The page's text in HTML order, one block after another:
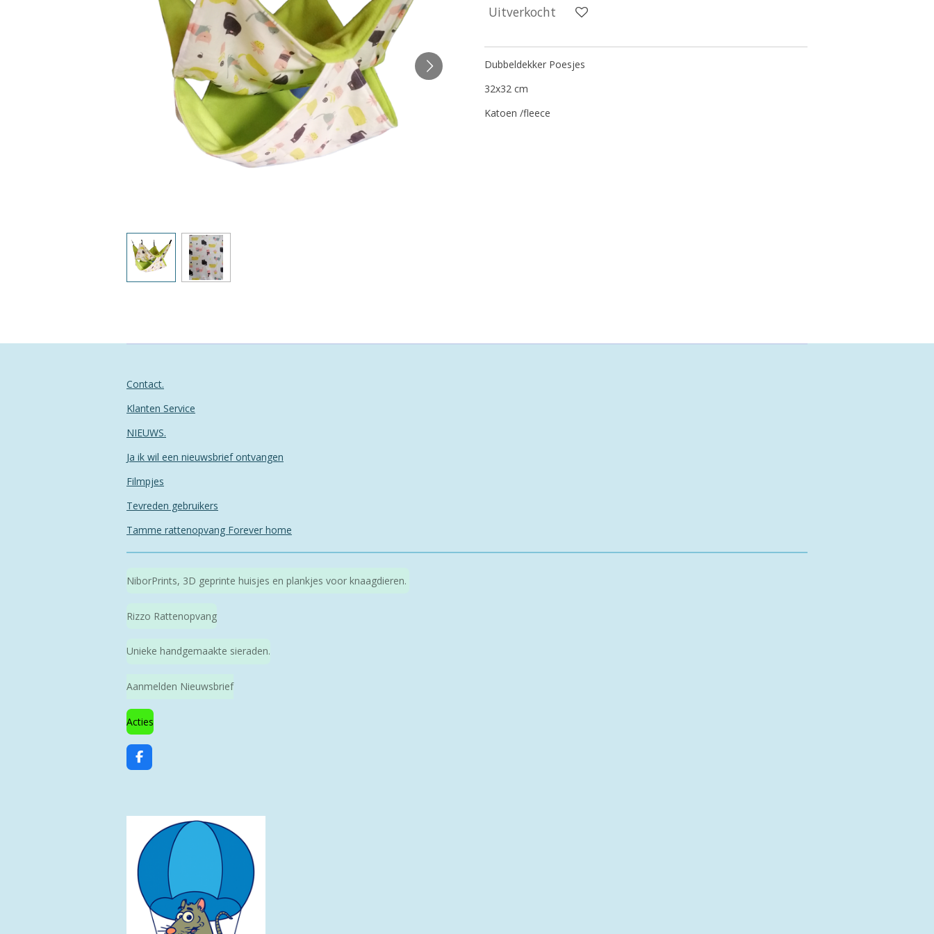
Uitverkocht
Dubbeldekker Poesjes
32x32 cm
Katoen /fleece
Contact.
Klanten Service
NIEUWS.
Ja ik wil een nieuwsbrief ontvangen
Filmpjes
Tevreden gebruikers
Tamme rattenopvang Forever home
NiborPrints, 3D geprinte huisjes en plankjes voor knaagdieren.
Rizzo Rattenopvang
Unieke handgemaakte sieraden.
Aanmelden Nieuwsbrief
Acties
F
a
o